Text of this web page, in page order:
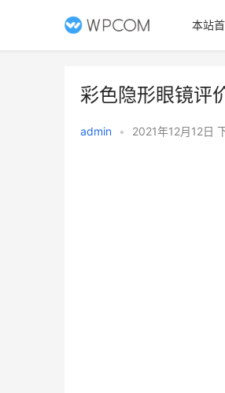
本站
彩色隐形眼镜评
admin • 2021年12月12日